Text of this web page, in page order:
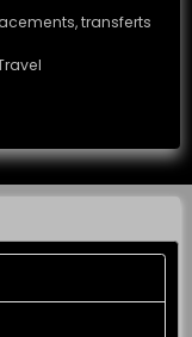
transferts